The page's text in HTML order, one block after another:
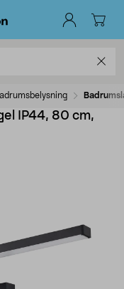
IP44, 80 cm,